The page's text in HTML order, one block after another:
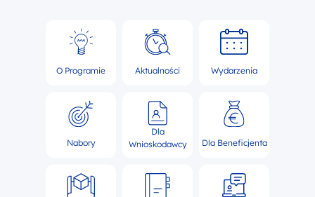
O Programie Aktualności Wydarzenia
Nabory
Dla
Wnioskodawcy
Dla Beneficjenta